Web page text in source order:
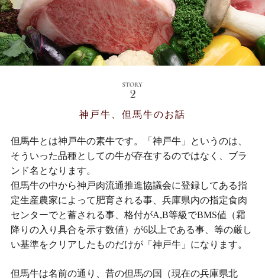
神戸牛、但馬牛のお話
但馬牛とは神戸牛の素牛です。「神戸牛」というのは、
そういった品種としての牛が存在するのではなく、ブラ
ンド名となります。
但馬牛の中から神戸肉流通推進協議会に登録してある指
定生産農家によって肥育される事、兵庫県内の指定食肉
センターでと蓄される事、格付がA,B等級でBMS値（霜
降りの入り具合を示す数値）が6以上である事、等の厳し
い基準をクリアしたものだけが「神戸牛」になります。
但馬牛は名前の通り、昔の但馬の国（現在の兵庫県北